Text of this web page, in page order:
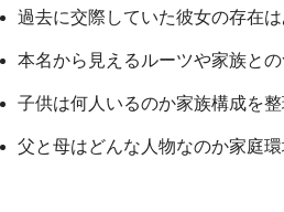
過去に交際していた彼女の存在
本名から見えるルーツや家族との
子供は何人いるのか家族構成を整
父と母はどんな人物なのか家庭